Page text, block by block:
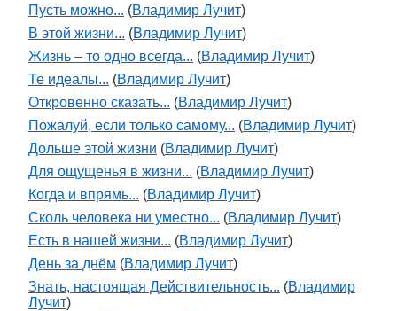
Пусть можно... (Владимир Лучит)
В этой жизни... (Владимир Лучит)
Жизнь – то одно всегда... (Владимир Лучит)
Те идеалы... (Владимир Лучит)
Откровенно сказать... (Владимир Лучит)
Пожалуй, если только самому... (Владимир Лучит)
Дольше этой жизни (Владимир Лучит)
Для ощущенья в жизни... (Владимир Лучит)
Когда и впрямь... (Владимир Лучит)
Сколь человека ни уместно... (Владимир Лучит)
Есть в нашей жизни... (Владимир Лучит)
День за днём (Владимир Лучит)
Знать, настоящая Действительность... (Владимир
Лучит)